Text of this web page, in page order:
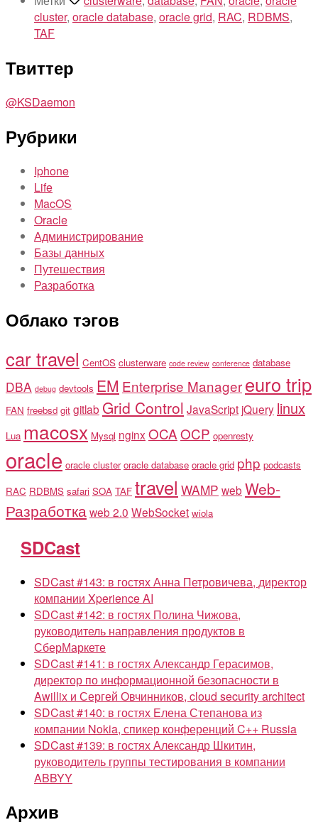
cluster, oracle database, oracle grid, RAC, RDBMS,
TAF
Твиттер
@KSDaemon
Рубрики
Iphone
Life
MacOS
Oracle
Администрирование
Базы данных
Путешествия
Разработка
Облако тэгов
car travel CentOS clusterware code review conference database
DBA debug devtools EM Enterprise Managereuro trip
FAN freebsd git gitlab Grid Control JavaScript jQuery linux
Lua macosx Mysql nginx OCAOCP openresty
oracle oracle cluster oracle database oracle grid php podcasts
RAC RDBMS safari SOA TAF travel WAMP web Web-
Разработкаweb 2.0 WebSocket wiola
SDCast
SDCast #143: в гостях Анна Петровичева, директор
компании Xperience AI
SDCast #142: в гостях Полина Чижова,
руководитель направления продуктов в
СберМаркете
SDCast #141: в гостях Александр Герасимов,
директор по информационной безопасности в
Awillix и Сергей Овчинников, cloud security architect
SDCast #140: в гостях Елена Степанова из
компании Nokia, спикер конференций C++ Russia
SDCast #139: в гостях Александр Шкитин,
руководитель группы тестирования в компании
ABBYY
Архив